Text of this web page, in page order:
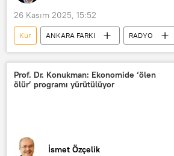
26 Kasım 2025, 15:52
Kur ANKARA FARKI
RADYO
CHP
CHP kurultayı
Kurultay
Ekonomi
Enflasyon
Asgari ücret
Milli gelir
Prof. Dr. Konukman: Ekonomide ‘ölen
ölür’ programı yürütülüyor
İsmet Özçelik